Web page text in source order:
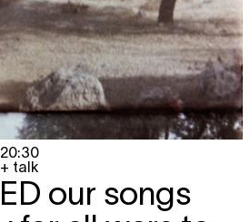
20:30
+ talk
our songs